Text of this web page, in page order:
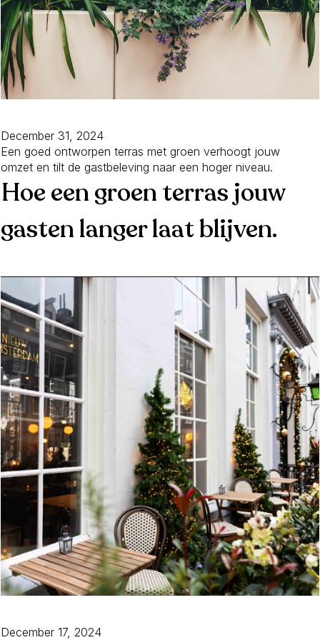
December 31, 2024
Een goed ontworpen terras met groen verhoogt jouw
omzet en tilt de gastbeleving naar een hoger niveau.
Hoe een groen terras jouw
gasten langer laat blijven.
December 17, 2024